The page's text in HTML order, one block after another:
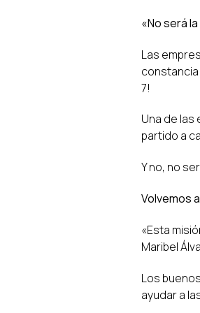
«No será
Las
constancia
7!
Una de las
partido a
Y no, no
Volvemos
«Esta
Maribel
Los
ayudar a